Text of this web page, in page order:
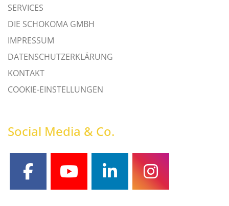
SERVICES
DIE SCHOKOMA GMBH
IMPRESSUM
DATENSCHUTZERKLÄRUNG
KONTAKT
COOKIE-EINSTELLUNGEN
Social Media & Co.
facebookyoutubelinkedininstagram